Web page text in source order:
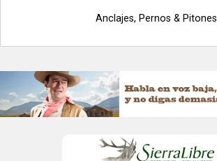
Anclajes, Pernos & Pitones